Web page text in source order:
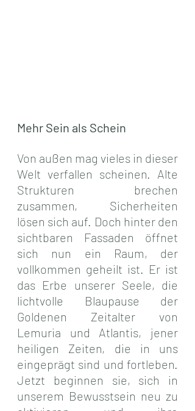
Mehr Sein als Schein
Von außen mag vieles in dieser
Welt verfallen scheinen. Alte
Strukturen brechen
zusammen, Sicherheiten
lösen sich auf. Doch hinter den
sichtbaren Fassaden öffnet
sich nun ein Raum, der
vollkommen geheilt ist. Er ist
das Erbe unserer Seele, die
lichtvolle Blaupause der
Goldenen Zeitalter von
Lemuria und Atlantis, jener
heiligen Zeiten, die in uns
eingeprägt sind und fortleben.
Jetzt beginnen sie, sich in
unserem Bewusstsein neu zu